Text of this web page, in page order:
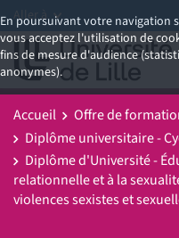
En poursuivant votre navigation
vous acceptez l'utilisation de
fins de mesure d'audience
anonymes).
Aller à
Accueil
Offre de
Diplôme universitaire -
Diplôme d'Université -
relationnelle et à la
violences sexistes et